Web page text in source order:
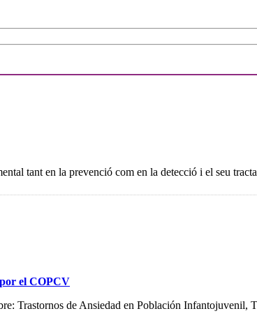
tant en la prevenció com en la detecció i el seu
el COPCV
Trastornos de Ansiedad en Población